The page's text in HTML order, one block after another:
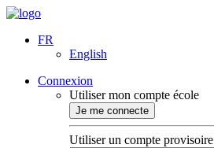
FR
English
Connexion
Utiliser mon compte école
Je me connecte
Utiliser un compte provisoire